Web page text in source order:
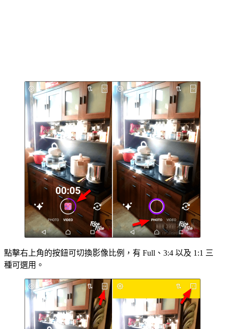
點擊右上角的按鈕可切換影像比例，有 Full、3:4 以及 1:1 三
種可選用。